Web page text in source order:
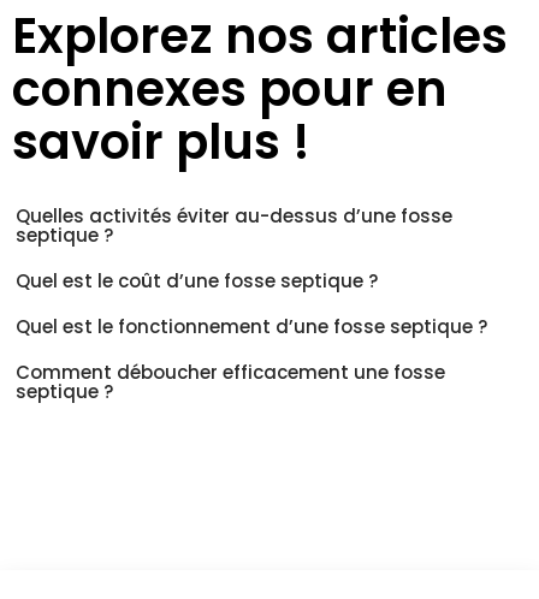
Explorez nos articles
connexes pour en
savoir plus !
Quelles activités éviter au-dessus d’une fosse
septique ?
Quel est le coût d’une fosse septique ?
Quel est le fonctionnement d’une fosse septique ?
Comment déboucher efficacement une fosse
septique ?